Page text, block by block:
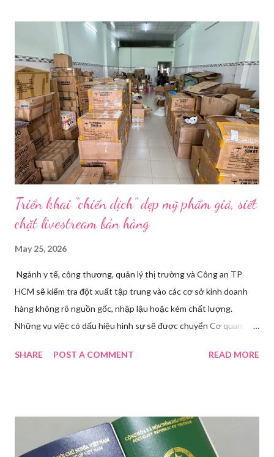
thay đồ. Chỉ trong vài phút, phòng khách được sắp xếp lại. Hai
đèn chiếu ngược sáng bật lên. Một chiếc điện thoại được gắn cố
định. Cả ba người vào vị trí. Wu đã chuẩn bị sẵn lời thoại và trao
đổi trước cách diễn đạt với ông và mẹ, thậm chí còn bàn xem
dùng từ nào trong phương ngữ Thượng Hải nghe tự nhiên nhất
trên camera. Ông cô nhăn mặt khi nghe giải thích về Thế vận
hội Mùa đông. “Người già như tụi ông không hiểu mấy cái này...
Triển khai “chiến dịch” dẹp mỹ phẩm giả, siết
chặt livestream bán hàng
May 25, 2026
Ngành y tế, công thương, quản lý thị trường và Công an TP
HCM sẽ kiểm tra đột xuất tập trung vào các cơ sở kinh doanh
hàng không rõ nguồn gốc, nhập lậu hoặc kém chất lượng.
Những vụ việc có dấu hiệu hình sự sẽ được chuyển Cơ quan
Hoài Nam đã ký ban hành Kế hoạch số 4316/KH-SYT về việc
trạng kinh doanh mỹ phẩm thật - giả lẫn lộn. Để chấn chỉnh, Sở Y
tế TP HCM sẽ phối hợp với các sở, ngành và chính quyền địa
SHARE POST A COMMENT READ MORE